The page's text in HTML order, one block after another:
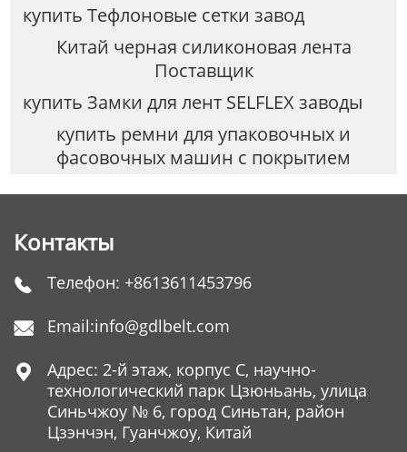
купить Tефлоновые сетки завод
Китай черная силиконовая лента
Поставщик
купить Замки для лент SELFLEX заводы
купить ремни для упаковочных и
фасовочных машин с покрытием
Контакты
 Телефон: +8613611453796
 Email:info@gdlbelt.com

Адрес: 2-й этаж, корпус C, научно-
технологический парк Цзюньань, улица
Синьчжоу № 6, город Синьтан, район
Цзэнчэн, Гуанчжоу, Китай